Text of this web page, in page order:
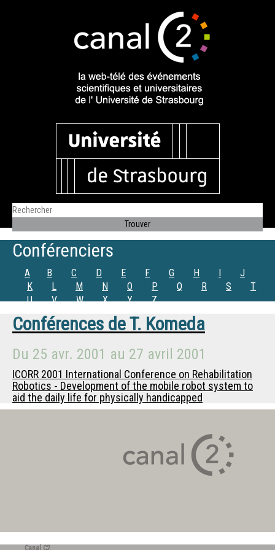
Conférenciers
A B C D E F G H I
J
K
L M N O P Q R S
T
U
V W X Y Z
Conférences deT. Komeda
Du 25 avr. 2001 au 27 avril 2001
ICORR 2001 International Conference on Rehabilitation
Robotics - Development of the mobile robot system to
aid the daily life for physically handicapped
Canal C2